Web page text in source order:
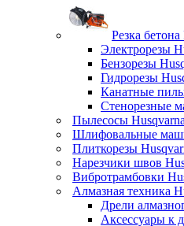
Резка
Электрорезы
Бензорезы
Гидрорезы
Канатные
Стенорезные
Пылесосы Husqvarna
Шлифовальные
Плиткорезы
Нарезчики швов
Вибротрамбовки
Алмазная техника
Дрели
Аксессуары к